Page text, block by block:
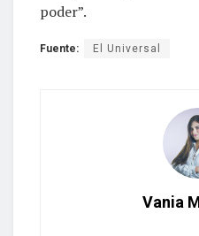
poder”.
Fuente: El Universal
Vania